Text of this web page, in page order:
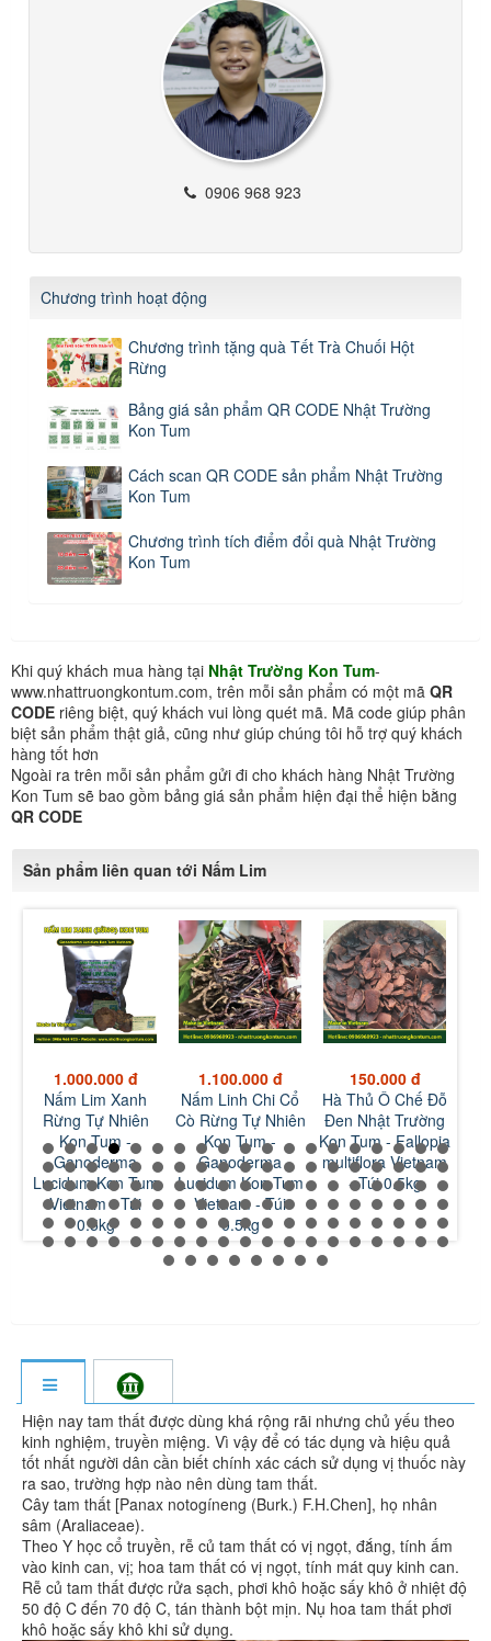
0906 968 923
Chương trình hoạt động
Chương trình tặng quà Tết Trà Chuối Hột
Rừng
Bảng giá sản phẩm QR CODE Nhật Trường
Kon Tum
Cách scan QR CODE sản phẩm Nhật Trường
Kon Tum
Chương trình tích điểm đổi quà Nhật Trường
Kon Tum
Khi quý khách mua hàng tại Nhật Trường Kon Tum-
www.nhattruongkontum.com, trên mỗi sản phẩm có một mã QR
CODE riêng biệt, quý khách vui lòng quét mã. Mã code giúp phân
biệt sản phẩm thật giả, cũng như giúp chúng tôi hỗ trợ quý khách
hàng tốt hơn
Ngoài ra trên mỗi sản phẩm gửi đi cho khách hàng Nhật Trường
Kon Tum sẽ bao gồm bảng giá sản phẩm hiện đại thể hiện bằng
QR CODE
Sản phẩm liên quan tới Nấm Lim
1.100.000 đ
Nấm Linh Chi Cổ
Cò Rừng Tự Nhiên
Kon Tum -
Ganoderma
Lucidum Kon Tum
Vietnam - Túi
0.5kg
150.000 đ
Hà Thủ Ô Chế Đỗ
Đen Nhật Trường
Kon Tum - Fallopia
multiflora Vietnam
- Túi 0.5kg
150.000 đ
Bột Hà Thủ Ô Chế
Đỗ Đen Nhật
Trường Kon Tum -
Fallopia multiflora
Powder Vietnam -
Túi 0.5kg
Hiện nay tam thất được dùng khá rộng rãi nhưng chủ yếu theo
kinh nghiệm, truyền miệng. Vì vậy để có tác dụng và hiệu quả
tốt nhất người dân cần biết chính xác cách sử dụng vị thuốc này
ra sao, trường hợp nào nên dùng tam thất.
Cây tam thất [Panax notogíneng (Burk.) F.H.Chen], họ nhân
sâm (Araliaceae).
Theo Y học cổ truyền, rễ củ tam thất có vị ngọt, đắng, tính ấm
vào kinh can, vị; hoa tam thất có vị ngọt, tính mát quy kinh can.
Rễ củ tam thất được rửa sạch, phơi khô hoặc sấy khô ở nhiệt độ
50 độ C đến 70 độ C, tán thành bột mịn. Nụ hoa tam thất phơi
khô hoặc sấy khô khi sử dụng.